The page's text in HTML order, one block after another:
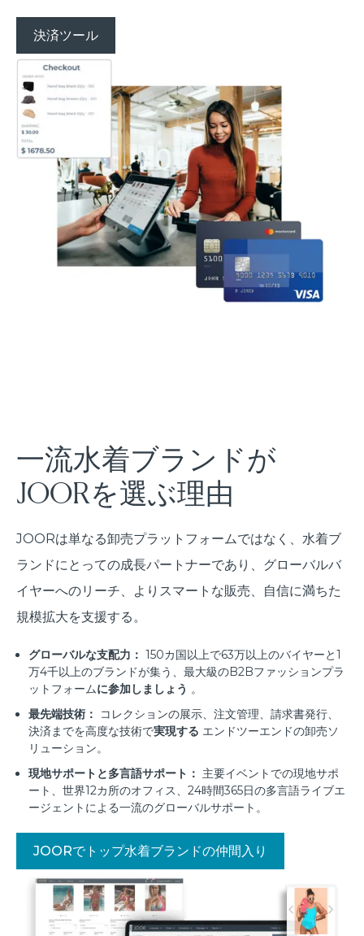
決済ツール
一流水着ブランドが
JOORを選ぶ理由
JOORは単なる卸売プラットフォームではなく、水着ブ
ランドにとっての成長パートナーであり、グローバルバ
イヤーへのリーチ、よりスマートな販売、自信に満ちた
規模拡大を支援する。
グローバルな支配力： 150カ国以上で63万以上のバイヤーと1
万4千以上のブランドが集う、最大級のB2Bファッションプラ
ットフォームに参加しましょう 。
最先端技術：
コレクションの展示、注文管理、請求書発行、
決済までを高度な技術で実現する エンドツーエンドの卸売ソ
リューション。
現地サポートと多言語サポート： 主要イベントでの現地サポ
ート、世界12カ所のオフィス、24時間365日の多言語ライブエ
ージェントによる一流のグローバルサポート。
JOORでトップ水着ブランドの仲間入り